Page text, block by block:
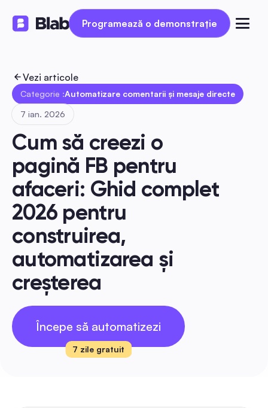
Programează o demonstrație
Programează o demonstrație
Vezi articole
Categorie :Automatizare comentarii și mesaje directe
7 ian. 2026
Cum să creezi o
pagină FB pentru
afaceri: Ghid complet
2026 pentru
construirea,
automatizarea și
creșterea
Începe să automatizezi
7 zile gratuit